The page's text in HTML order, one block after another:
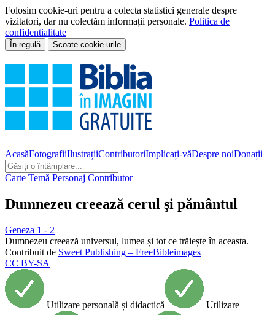
Folosim cookie-uri pentru a colecta statistici generale despre
vizitatori, dar nu colectăm informații personale. Politica de
confidentialitate
În regulă Scoate cookie-urile
AcasăFotografiiIlustrațiiContributoriImplicați-văDespre noiDonații
Carte Temă Personaj Contributor
Dumnezeu creează cerul şi pământul
Geneza 1 - 2
Dumnezeu creează universul, lumea și tot ce trăiește în aceasta.
Contribuit de Sweet Publishing – FreeBibleimages
CC BY-SA
Utilizare personală și didactică Utilizare